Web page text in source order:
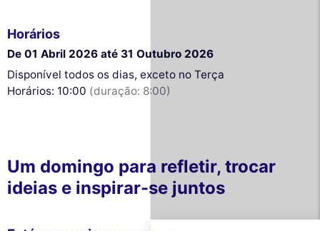
cookies
Utilizamos cookies e os seus dados
de navegação, medir a nossa audiência e personalizar os anúncios
Horários
De 01 Abril 2026 até 31 Outubro 2026
Disponível todos os dias, exceto no Terça
Horários: 10:00 (duração: 8:00)
Um domingo para refletir, trocar
ideias e inspirar-se juntos